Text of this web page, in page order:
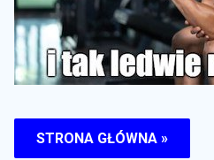
STRONA GŁÓWNA »